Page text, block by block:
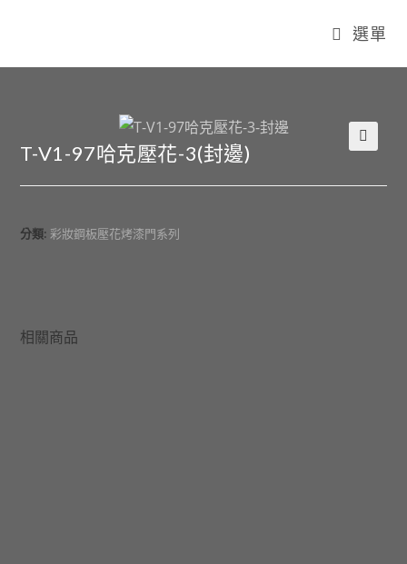
選單
T-V1-97哈克壓花-3(封邊)
分類: 彩妝鋼板壓花烤漆門系列
相關商品